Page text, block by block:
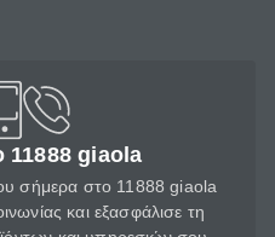
11888 giaola
σήμερα στο 11888 giaola
και εξασφάλισε τη